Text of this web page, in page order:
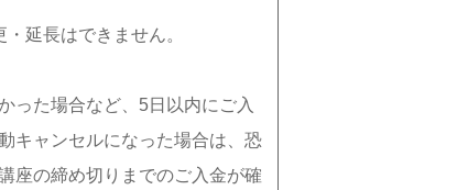
延長はできません。
った場合など、5日以内にご入
キャンセルになった場合は、恐
座の締め切りまでのご入金が確